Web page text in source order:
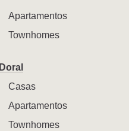
Apartamentos
Townhomes
Doral
Casas
Apartamentos
Townhomes